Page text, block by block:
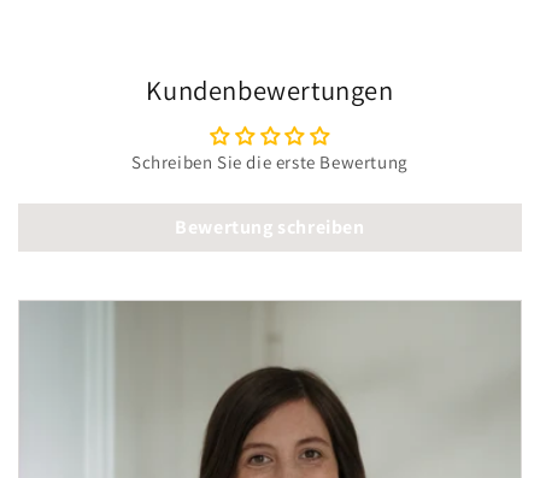
Kundenbewertungen
Schreiben Sie die erste Bewertung
Bewertung schreiben